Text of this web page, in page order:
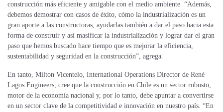
construcción más eficiente y amigable con el medio ambiente. “Además,
debemos demostrar con casos de éxito, cómo la industrialización es un
gran aporte a las constructoras, ayudarlas también a dar el paso hacia esta
forma de construir y así masificar la industrialización y lograr dar el gran
paso que hemos buscado hace tiempo que es mejorar la eficiencia,
sustentabilidad y seguridad en la construcción”, agrega.
En tanto, Milton Vicentelo, International Operations Director de René
Lagos Engineers, cree que la construcción en Chile es un sector robusto,
motor de la economía nacional y, por lo tanto, debe apuntar a convertirse
en un sector clave de la competitividad e innovación en nuestro país. “En